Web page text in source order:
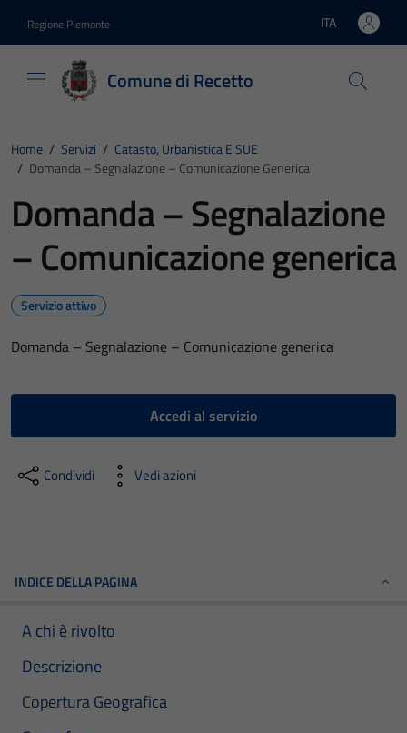
Regione Piemonte Lingua attiva:
ITA
Comune di Recetto
Home / Servizi / Catasto, Urbanistica E SUE
/ Domanda – Segnalazione – Comunicazione Generica
Domanda – Segnalazione
– Comunicazione generica
Servizio attivo
Domanda – Segnalazione – Comunicazione generica
Accedi al servizio
Condividi Vedi azioni
INDICE DELLA PAGINA
A chi è rivolto
Descrizione
Copertura Geografica